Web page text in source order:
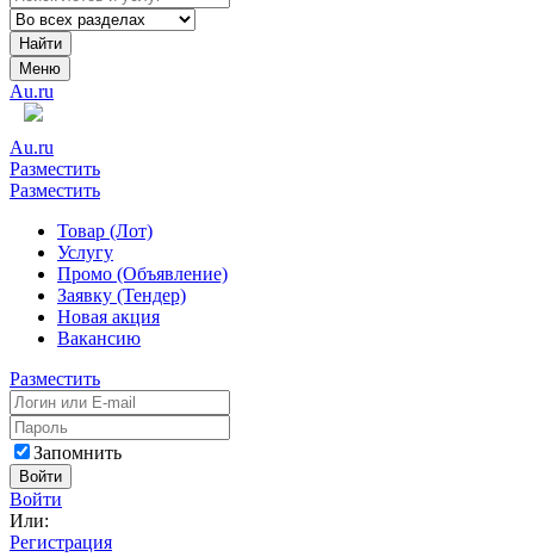
Найти
Меню
Au.ru
Au.ru
Разместить
Разместить
Товар (Лот)
Услугу
Промо (Объявление)
Заявку (Тендер)
Новая акция
Вакансию
Разместить
Запомнить
Войти
Войти
Или:
Регистрация